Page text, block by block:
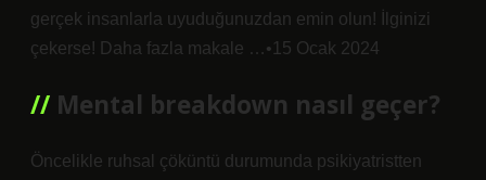
gerçek insanlarla uyuduğunuzdan emin olun! İlginizi
çekerse! Daha fazla makale …•15 Ocak 2024
Mental breakdown nasıl geçer?
Öncelikle ruhsal çöküntü durumunda psikiyatristten